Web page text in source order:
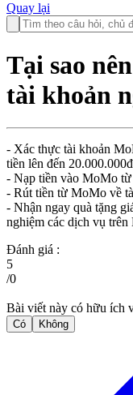
Quay lại
Tại sao
tài khoản
- Xác thực tài khoản
tiền lên đến
- Nạp tiền vào MoMo từ
- Rút tiền từ MoMo về
- Nhận ngay quà tặng
nghiệm các dịch vụ
Đánh giá :
5
/0
Bài viết này có hữu ích
Có Không